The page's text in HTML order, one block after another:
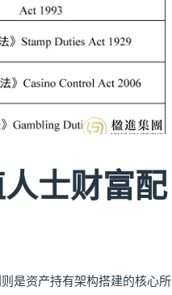
士财富配
是资产持有架构搭建的核心所